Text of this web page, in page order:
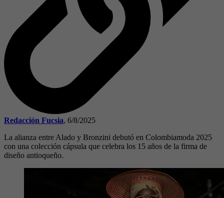
Redacción Fucsia, 6/8/2025
La alianza entre Alado y Bronzini debutó en Colombiamoda 2025
con una colección cápsula que celebra los 15 años de la firma de
diseño antioqueño.